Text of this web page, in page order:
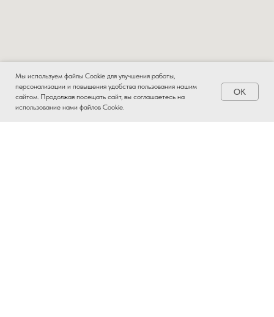
Мы используем файлы Cookie для улучшения работы,
персонализации и повышения удобства пользования нашим
сайтом. Продолжая посещать сайт, вы соглашаетесь на
использование нами файлов Cookie.
OK